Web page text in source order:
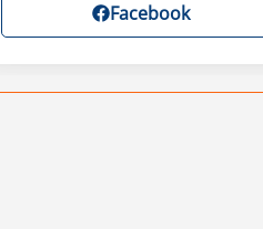
Facebook